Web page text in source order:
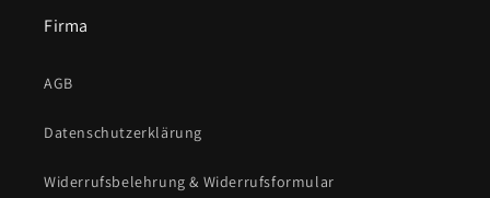
Firma
AGB
Datenschutzerklärung
Widerrufsbelehrung & Widerrufsformular